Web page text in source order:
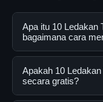
Apa itu 10 Ledakan
bagaimana cara
10 Ledakan
digital yang
mendapatkan
Apakah 10
secara gratis?